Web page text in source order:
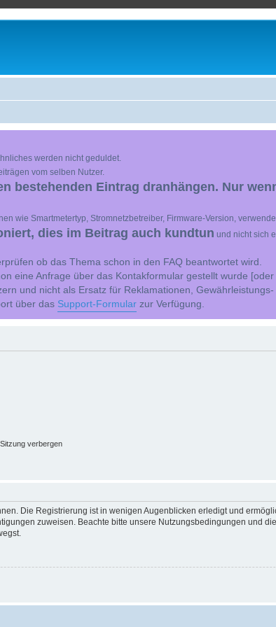
werden nicht geduldet.
vom selben Nutzer.
bestehenden Eintrag dranhängen. Nur
wie Smartmetertyp, Stromnetzbetreiber, Firmware-Version,
dies im Beitrag auch kundtun und nicht sich
ob das Thema schon in den FAQ beantwortet wird.
eine Anfrage über das Kontakformular gestellt wurde [oder
und nicht als Ersatz für Reklamationen,
über das Support-Formular zur Verfügung.
verbergen
Die Registrierung ist in wenigen Augenblicken erledigt und
zuweisen. Beachte bitte unsere Nutzungsbedingungen und